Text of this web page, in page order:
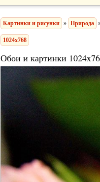
Картинки и рисунки » Природа
1024x768
Обои и картинки